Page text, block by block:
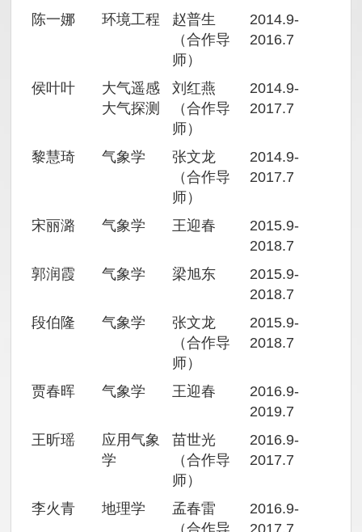
陈一娜 环境工程
赵普生
（合作导
师）
2014.9-
2016.7
侯叶叶
大气遥感
大气探测
刘红燕
（合作导
师）
2014.9-
2017.7
黎慧琦 气象学
张文龙
（合作导
师）
2014.9-
2017.7
宋丽潞 气象学 王迎春
2015.9-
2018.7
郭润霞
气象学 梁旭东
2015.9-
2018.7
段伯隆
气象学
张文龙
（合作导
师）
2015.9-
2018.7
贾春晖 气象学 王迎春
2016.9-
2019.7
王昕瑶
应用气象
学
苗世光
（合作导
师）
2016.9-
2017.7
李火青 地理学
孟春雷
（合作导
2016.9-
2017.7